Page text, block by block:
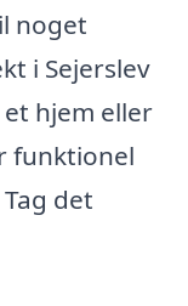
noget
i Sejerslev
hjem eller
funktionel
det